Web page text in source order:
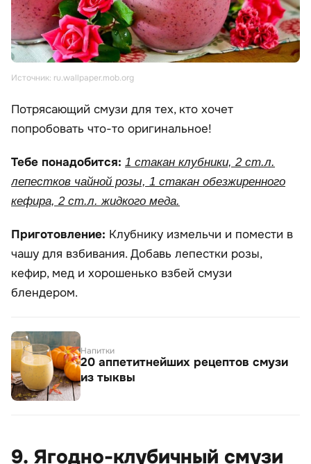
Источник: ru.wallpaper.mob.org
Потрясающий смузи для тех, кто хочет
попробовать что-то оригинальное!
Тебе понадобится: 1 стакан клубники, 2 ст.л.
лепестков чайной розы, 1 стакан обезжиренного
кефира, 2 ст.л. жидкого меда.
Приготовление: Клубнику измельчи и помести в
чашу для взбивания. Добавь лепестки розы,
кефир, мед и хорошенько взбей смузи
блендером.
Напитки
20 аппетитнейших рецептов смузи
из тыквы
9. Ягодно-клубичный смузи